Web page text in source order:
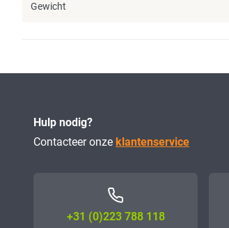
Gewicht
Hulp nodig?
Contacteer onze klantenservice
+31 (0)223 788 118